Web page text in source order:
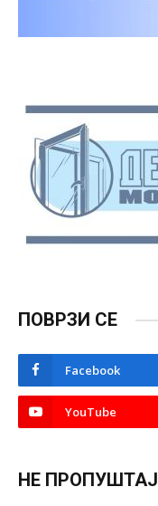
ПОВРЗИ СЕ
Facebook
YouTube
НЕ ПРОПУШТАЈ